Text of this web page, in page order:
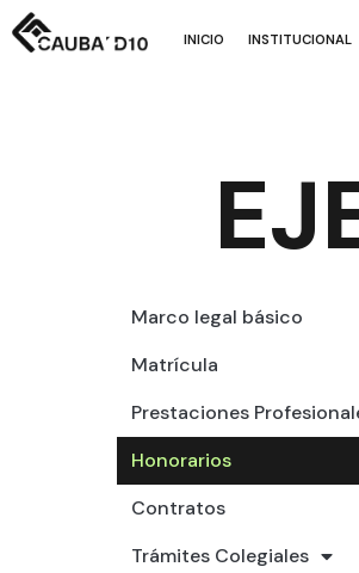
INICIO INSTITUCIONAL
Marco legal básico
Matrícula
Prestaciones
Honorarios
Contratos
Trámites Colegiales